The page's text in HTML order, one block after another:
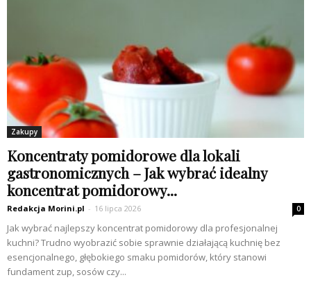
Zakupy
Koncentraty pomidorowe dla lokali
gastronomicznych – Jak wybrać idealny
koncentrat pomidorowy...
Redakcja Morini.pl - 16 lipca 2026 0
Jak wybrać najlepszy koncentrat pomidorowy dla profesjonalnej
kuchni? Trudno wyobrazić sobie sprawnie działającą kuchnię bez
esencjonalnego, głębokiego smaku pomidorów, który stanowi
fundament zup, sosów czy...